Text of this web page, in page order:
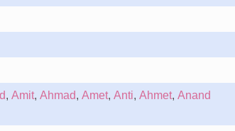
, Amit, Ahmad, Amet, Anti, Ahmet, Anand